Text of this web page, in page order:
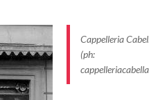
de papelería
Cappelleria
(ph: